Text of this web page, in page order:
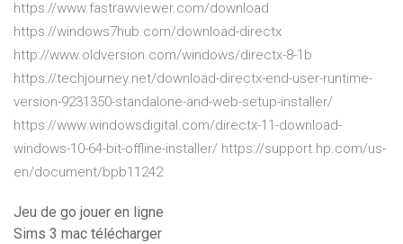
https://www.fastrawviewer.com/download
https://windows7hub.com/download-directx
http://www.oldversion.com/windows/directx-8-1b
https://techjourney.net/download-directx-end-user-runtime-
version-9231350-standalone-and-web-setup-installer/
https://www.windowsdigital.com/directx-11-download-
windows-10-64-bit-offline-installer/ https://support.hp.com/us-
en/document/bpb11242
Jeu de go jouer en ligne
Sims 3 mac télécharger